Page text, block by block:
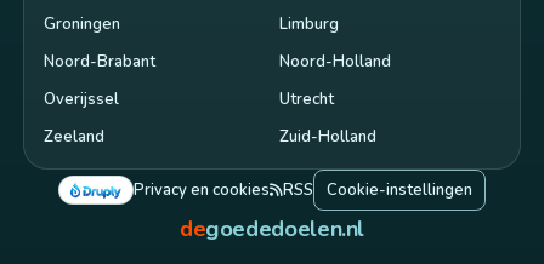
Groningen
Limburg
Noord-Brabant
Noord-Holland
Overijssel
Utrecht
Zeeland
Zuid-Holland
Privacy en cookies RSS Cookie-instellingen
degoededoelen.nl